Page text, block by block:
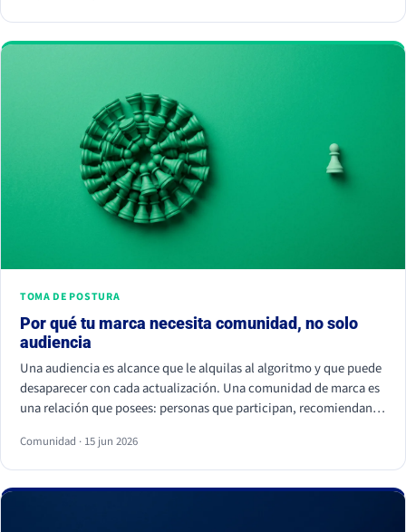
vuestra forma de trabajar en algo repetible. La magia no está en el
chat, está en los conectores y los Skills.
TOMA DE POSTURA
Por qué tu marca necesita comunidad, no solo
audiencia
Una audiencia es alcance que le alquilas al algoritmo y que puede
desaparecer con cada actualización. Una comunidad de marca es
una relación que posees: personas que participan, recomiendan y
comunidad sostiene el negocio cuando el alcance pagado falla.
Comunidad · 15 jun 2026